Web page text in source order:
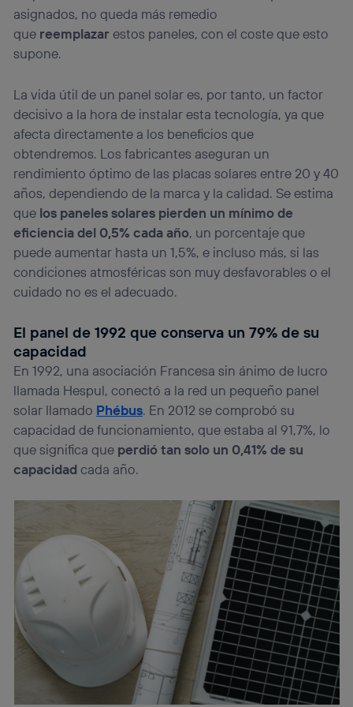
asignados, no queda más remedio
que reemplazarestos paneles, con el coste que esto
supone.
La vida útil de un panel solar es, por tanto, un factor
decisivo a la hora de instalar esta tecnología, ya que
afecta directamente a los beneficios que
obtendremos. Los fabricantes aseguran un
rendimiento óptimo de las placas solares entre 20 y 40
años, dependiendo de la marca y la calidad. Se estima
que los paneles solares pierden un mínimo de
eficiencia del 0,5% cada año, un porcentaje que
puede aumentar hasta un 1,5%, e incluso más, si las
condiciones atmosféricas son muy desfavorables o el
cuidado no es el adecuado.
El panel de 1992 que conserva un 79% de su
capacidad
En 1992, una asociación Francesa sin ánimo de lucro
llamada Hespul, conectó a la red un pequeño panel
solar llamado Phébus. En 2012 se comprobó su
capacidad de funcionamiento, que estaba al 91,7%, lo
que significa que perdió tan solo un 0,41% de su
capacidadcada año.
lo que cualquier persona que conecte su dispositivo y
consienta el uso de la tecnología recibirá el mismo
identificador. Típicamente:
Si utilizas una
actividades de navegación de los miembros del hogar
que hayan dado su consentimiento.
Si utilizas datos móviles, el marketing será más
personalizado, ya que se basará únicamente en la
navegación del usuario del móvil.
Puedes gestionar los consentimientos Utiq seleccionando
“Administrar Utiq” en la parte inferior de esta página web o
visitando el portal de privacidad de Utiq
(“consenthub”). Para más información, consulta
la política de privacidad de Utiq.